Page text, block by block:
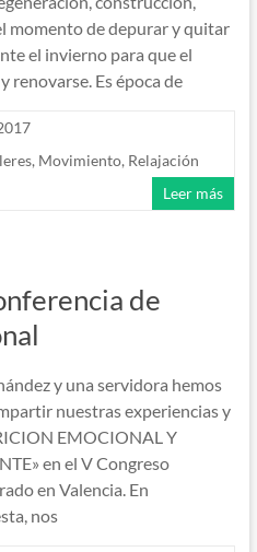
momento de depurar y quitar
el invierno para que el
renovarse. Es época de
, Movimiento, Relajación
Leer más
de
y una servidora hemos
nuestras experiencias y
EMOCIONAL Y
en el V Congreso
en Valencia. En
nos